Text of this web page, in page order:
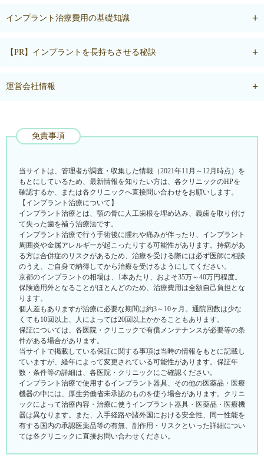
インプラント治療費用の基礎知識
【PR】インプラントを長持ちさせる秘訣
運営会社情報
免責事項
当サイトは、管理者が調査・収集した情報（2021年11月～12月時点）を
もとにしているため、最新情報を知りたい方は、各クリニックのHPを
確認するか、または各クリニックへ直接問い合わせをお願いします。
【インプラント治療について】
インプラント治療とは、顎の骨に人工歯根を埋め込み、義歯を取り付け
て失った歯を補う治療法です。
インプラント治療で行う手術後に腫れや痛みが伴ったり、インプラント
周囲炎や金属アレルギーが起こったりする可能性があります。持病があ
る方は合併症のリスクがあるため、治療を受ける際には必ず医師に相談
のうえ、ご自身で納得してから治療を受けるようにしてください。
京都のインプラントの相場は、1本あたり、およそ35万～40万円程度。
保険適用外となることがほとんどのため、治療費用は全額自己負担とな
ります。
個人差もありますが治療に必要な期間は約3～10ヶ月。通院回数は少な
くても10回以上、人によっては20回以上かかることもあります。
保証については、各医院・クリニックで有償メンテナンスが必要等の条
件がある場合があります。
当サイトで掲載している保証に関する事項は当時の情報をもとに記載し
ていますが、経年によって変更されている可能性があります。保証年
数・条件等の詳細は、各医院・クリニックにご確認ください。
インプラント治療で使用するインプラント器具、その他の医薬品・医療
機器の中には、厚生労働省未承認のものを使う場合があります。クリニ
ックによって治療内容・治療に使うインプラント器具・医薬品・医療機
器は異なります。また、入手経路や諸外国における安全性、同一性能を
有する国内の承認医薬品等の有無、副作用・リスクといった詳細につい
ては各クリニックに直接お問い合わせください。